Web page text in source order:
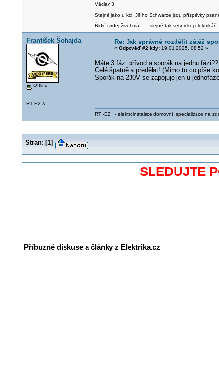
Václav 3
Stejně jako u kol. Jiřího Schwarze jsou příspěvky
Řidič tvrdej život má... , stejně tak vesnickej elektrikář
František Šohajda
Offline
RT E2-A
Re: Jak správně rozdělit zátěž
« Odpověď #2 kdy:19.01.2025, 08:52 »
Máte 3 fáz. přívod a sporák na jednu fázi??
Celé špatně a předělat! (Mimo to co píše
Sporák na 230V se zapojuje jen u
RT -EZ - elektroinstalace domovní, specializace na
Stran: [1]
SLEDUJTE
Příbuzné diskuse a články z Elektrika.cz